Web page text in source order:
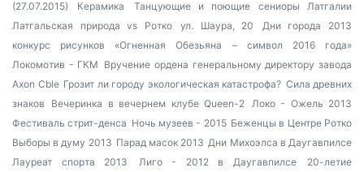
(27.07.2015)
Керамика
Танцующие и поющие сениоры Латгалии
Латгальская природа vs Ротко
ул. Шаура, 20
Дни города 2013
конкурс рисунков «Огненная Обезьяна – символ 2016 года»
Локомотив - ГКМ Вручение ордена генеральному директору завода
Axon Cble Грозит ли городу экологическая катастрофа? Сила древних
знаков
Вечеринка в вечернем клубе Queen-2 Локо - Ожель 2013
Фестиваль стрит-денса Ночь музеев - 2015 Беженцы в Центре Ротко
Выборы в думу 2013 Парад масок 2013 Дни Михоэлса в Даугавпилсе
Лауреат спорта 2013
Лиго - 2012 в Даугавпилсе
20-летие